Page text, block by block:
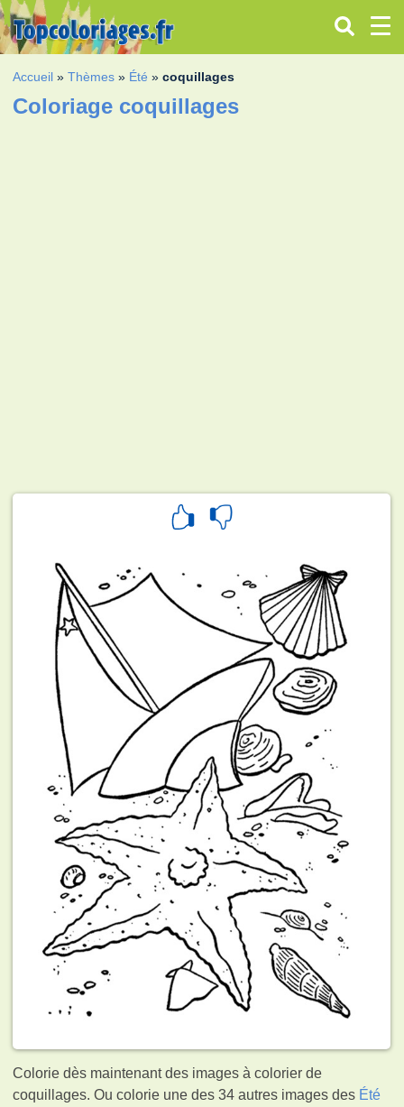
Accueil »Thèmes » Été »coquillages
Coloriage coquillages
Colorie dès maintenant des images à colorier de
coquillages. Ou colorie une des 34 autres images des Été